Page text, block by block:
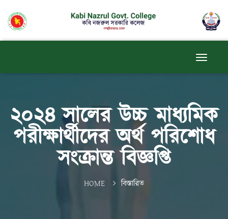
২০২৪ সালের উচ্চ মাধ্যমিক
পরীক্ষার্থীদের অর্থ পরিশোধ
সংক্রান্ত বিজ্ঞপ্তি
HOME বিস্তারিত